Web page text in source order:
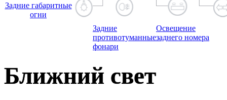
Задние габаритные
огни
Задние
противотуманные
фонари
Освещение
заднего номера
Ближний свет